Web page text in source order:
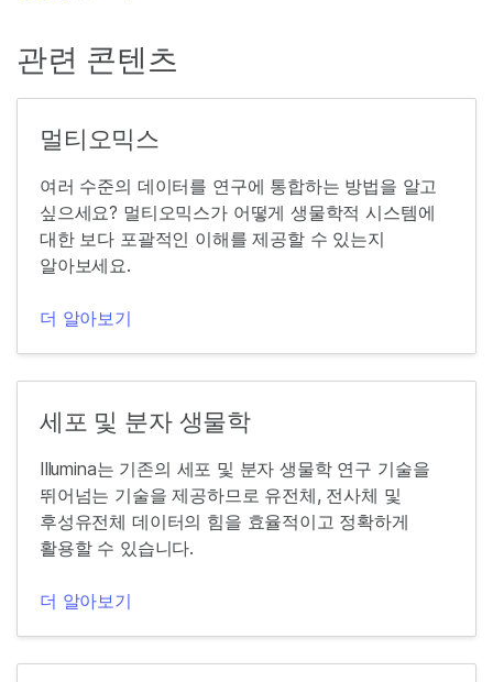
관련 콘텐츠
멀티오믹스
여러 수준의 데이터를 연구에 통합하는 방법을 알고
싶으세요? 멀티오믹스가 어떻게 생물학적 시스템에
대한 보다 포괄적인 이해를 제공할 수 있는지
알아보세요.
더 알아보기
세포 및 분자 생물학
Illumina는 기존의 세포 및 분자 생물학 연구 기술을
뛰어넘는 기술을 제공하므로 유전체, 전사체 및
후성유전체 데이터의 힘을 효율적이고 정확하게
활용할 수 있습니다.
더 알아보기